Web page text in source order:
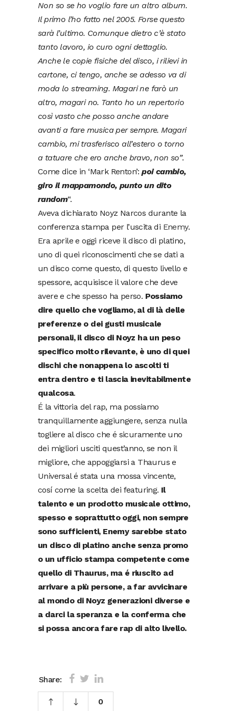
Non so se ho voglio fare un altro album.
Il primo l’ho fatto nel 2005. Forse questo
sarà l’ultimo. Comunque dietro c’è stato
tanto lavoro, io curo ogni dettaglio.
Anche le copie fisiche del disco, i rilievi in
cartone, ci tengo, anche se adesso va di
moda lo streaming. Magari ne farò un
altro, magari no. Tanto ho un repertorio
così vasto che posso anche andare
avanti a fare musica per sempre. Magari
cambio, mi trasferisco all’estero o torno
a tatuare che ero anche bravo, non so”.
Come dice in ‘Mark Renton’: poi cambio,
giro il mappamondo, punto un dito
random“.
Aveva dichiarato Noyz Narcos durante la
conferenza stampa per l’uscita di Enemy.
Era aprile e oggi riceve il disco di platino,
uno di quei riconoscimenti che se dati a
un disco come questo, di questo livello e
spessore, acquisisce il valore che deve
avere e che spesso ha perso. Possiamo
dire quello che vogliamo, al di là delle
preferenze o dei gusti musicale
personali, il disco di Noyz ha un peso
specifico molto rilevante, è uno di quei
dischi che nonappena lo ascolti ti
entra dentro e ti lascia inevitabilmente
qualcosa.
É la vittoria del rap, ma possiamo
tranquillamente aggiungere, senza nulla
togliere al disco che é sicuramente uno
dei migliori usciti quest’anno, se non il
migliore, che appoggiarsi a Thaurus e
Universal é stata una mossa vincente,
cosí come la scelta dei featuring. Il
talento e un prodotto musicale ottimo,
spesso e soprattutto oggi, non sempre
sono sufficienti, Enemy sarebbe stato
un disco di platino anche senza promo
o un ufficio stampa competente come
quello di Thaurus, ma é riuscito ad
arrivare a più persone, a far avvicinare
al mondo di Noyz generazioni diverse e
a darci la speranza e la conferma che
si possa ancora fare rap di alto livello.
Share:
0